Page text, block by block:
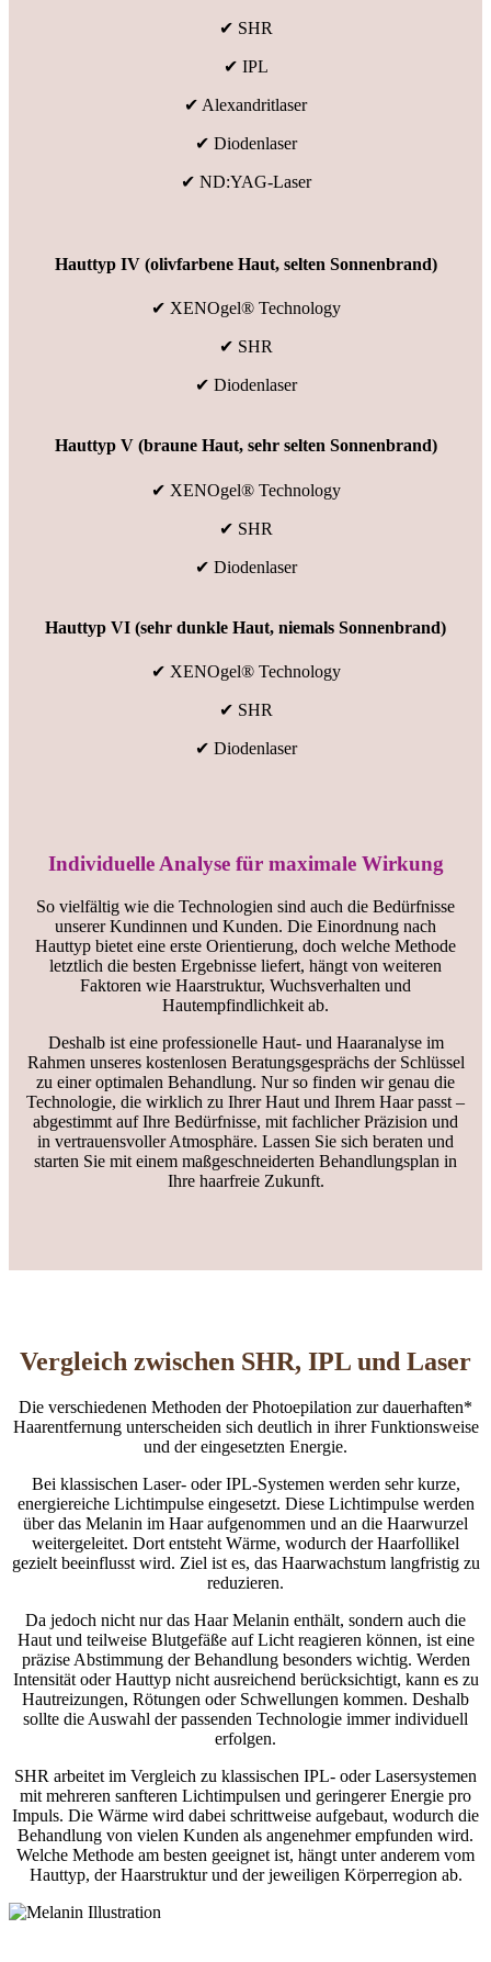
✔ SHR
✔ IPL
✔ Alexandritlaser
✔ Diodenlaser
✔ ND:YAG-Laser
Hauttyp IV (olivfarbene Haut, selten Sonnenbrand)
✔ XENOgel® Technology
✔ SHR
✔ Diodenlaser
Hauttyp V (braune Haut, sehr selten Sonnenbrand)
✔ XENOgel® Technology
✔ SHR
✔ Diodenlaser
Hauttyp VI (sehr dunkle Haut, niemals Sonnenbrand)
✔ XENOgel® Technology
✔ SHR
✔ Diodenlaser
Individuelle Analyse für maximale Wirkung
So vielfältig wie die Technologien sind auch die Bedürfnisse
unserer Kundinnen und Kunden. Die Einordnung nach
Hauttyp bietet eine erste Orientierung, doch welche Methode
letztlich die besten Ergebnisse liefert, hängt von weiteren
Faktoren wie Haarstruktur, Wuchsverhalten und
Hautempfindlichkeit ab.
Deshalb ist eine professionelle Haut- und Haaranalyse im
Rahmen unseres kostenlosen Beratungsgesprächs der Schlüssel
zu einer optimalen Behandlung. Nur so finden wir genau die
Technologie, die wirklich zu Ihrer Haut und Ihrem Haar passt –
abgestimmt auf Ihre Bedürfnisse, mit fachlicher Präzision und
in vertrauensvoller Atmosphäre. Lassen Sie sich beraten und
starten Sie mit einem maßgeschneiderten Behandlungsplan in
Ihre haarfreie Zukunft.
Vergleich zwischen SHR, IPL und Laser
Die verschiedenen Methoden der Photoepilation zur dauerhaften*
Haarentfernung unterscheiden sich deutlich in ihrer Funktionsweise
und der eingesetzten Energie.
Bei klassischen Laser- oder IPL-Systemen werden sehr kurze,
energiereiche Lichtimpulse eingesetzt. Diese Lichtimpulse werden
über das Melanin im Haar aufgenommen und an die Haarwurzel
weitergeleitet. Dort entsteht Wärme, wodurch der Haarfollikel
gezielt beeinflusst wird. Ziel ist es, das Haarwachstum langfristig zu
reduzieren.
Da jedoch nicht nur das Haar Melanin enthält, sondern auch die
Haut und teilweise Blutgefäße auf Licht reagieren können, ist eine
präzise Abstimmung der Behandlung besonders wichtig. Werden
Intensität oder Hauttyp nicht ausreichend berücksichtigt, kann es zu
Hautreizungen, Rötungen oder Schwellungen kommen. Deshalb
sollte die Auswahl der passenden Technologie immer individuell
erfolgen.
SHR arbeitet im Vergleich zu klassischen IPL- oder Lasersystemen
mit mehreren sanfteren Lichtimpulsen und geringerer Energie pro
Impuls. Die Wärme wird dabei schrittweise aufgebaut, wodurch die
Behandlung von vielen Kunden als angenehmer empfunden wird.
Welche Methode am besten geeignet ist, hängt unter anderem vom
Hauttyp, der Haarstruktur und der jeweiligen Körperregion ab.